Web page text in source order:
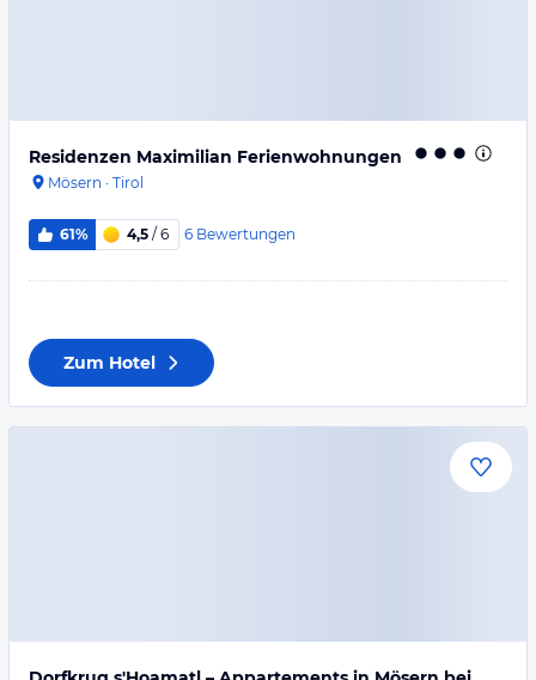
Residenzen Maximilian Ferienwohnungen
Mösern · Tirol
61% 4,5 / 6 6 Bewertungen
Zum Hotel